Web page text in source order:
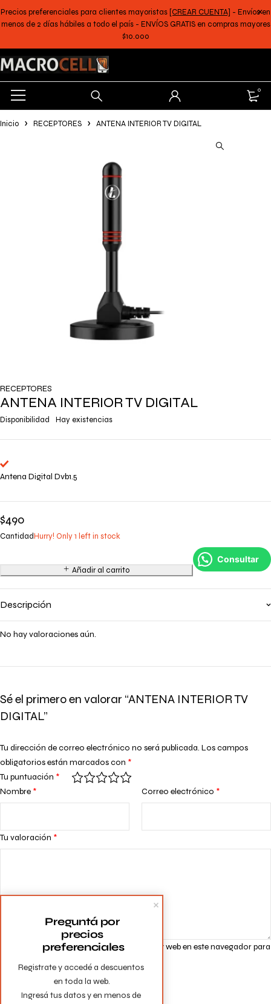
Precios preferenciales para clientes mayoristas [CREAR CUENTA] - Envíos en
menos de 2 días hábiles a todo el país - ENVÍOS GRATIS en compras mayores
$10.000
0
Inicio RECEPTORES ANTENA INTERIOR TV DIGITAL
RECEPTORES
ANTENA INTERIOR TV DIGITAL
Disponibilidad Hay existencias
Antena Digital Dvb1.5
$490
CantidadHurry! Only 1 left in stock
Añadir al carrito
Consultar
Descripción
No hay valoraciones aún.
Sé el primero en valorar “ANTENA INTERIOR TV
DIGITAL”
Tu dirección de correo electrónico no será publicada. Los campos
obligatorios están marcados con *
Tu puntuación *
Tu valoración *
Nombre * Correo electrónico *
Guarda mi nombre, correo electrónico y web en este navegador para
la próxima vez que comente.
Registrate y accedé a descuentos
en toda la web.
Ingresá tus datos y en menos de
Preguntá por
precios
preferenciales